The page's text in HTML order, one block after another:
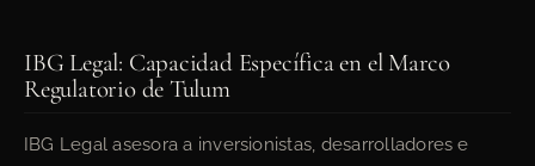
IBG Legal: Capacidad Específica en el Marco
Regulatorio de Tulum
IBG Legal asesora a inversionistas, desarrolladores e